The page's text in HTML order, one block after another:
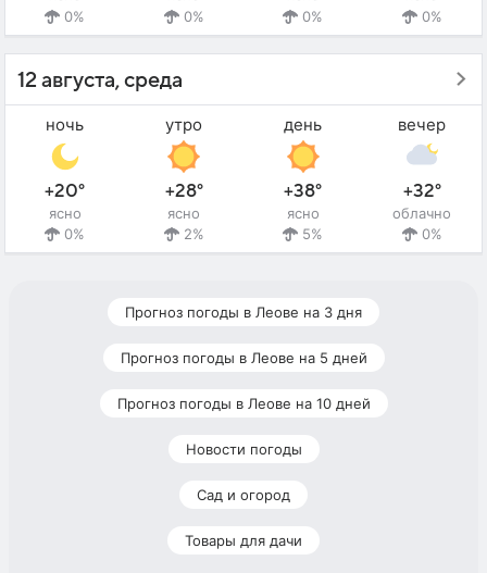
0%
0%
0%
0%
12 августа, среда
ночь
+20°
ясно
0%
утро
+28°
ясно
2%
день
+38°
ясно
5%
вечер
+32°
облачно
0%
Прогноз погоды в Леове на 3 дня
Прогноз погоды в Леове на 5 дней
Прогноз погоды в Леове на 10 дней
Новости погоды
Сад и огород
Товары для дачи